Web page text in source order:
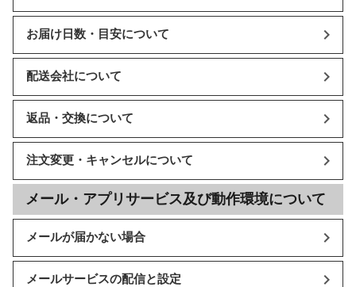
お届け日数・目安について
配送会社について
返品・交換について
注文変更・キャンセルについて
メール・アプリサービス及び動作環境について
メールが届かない場合
メールサービスの配信と設定